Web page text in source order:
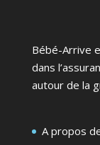
Bébé-Arrive
dans
autour de la
A propos